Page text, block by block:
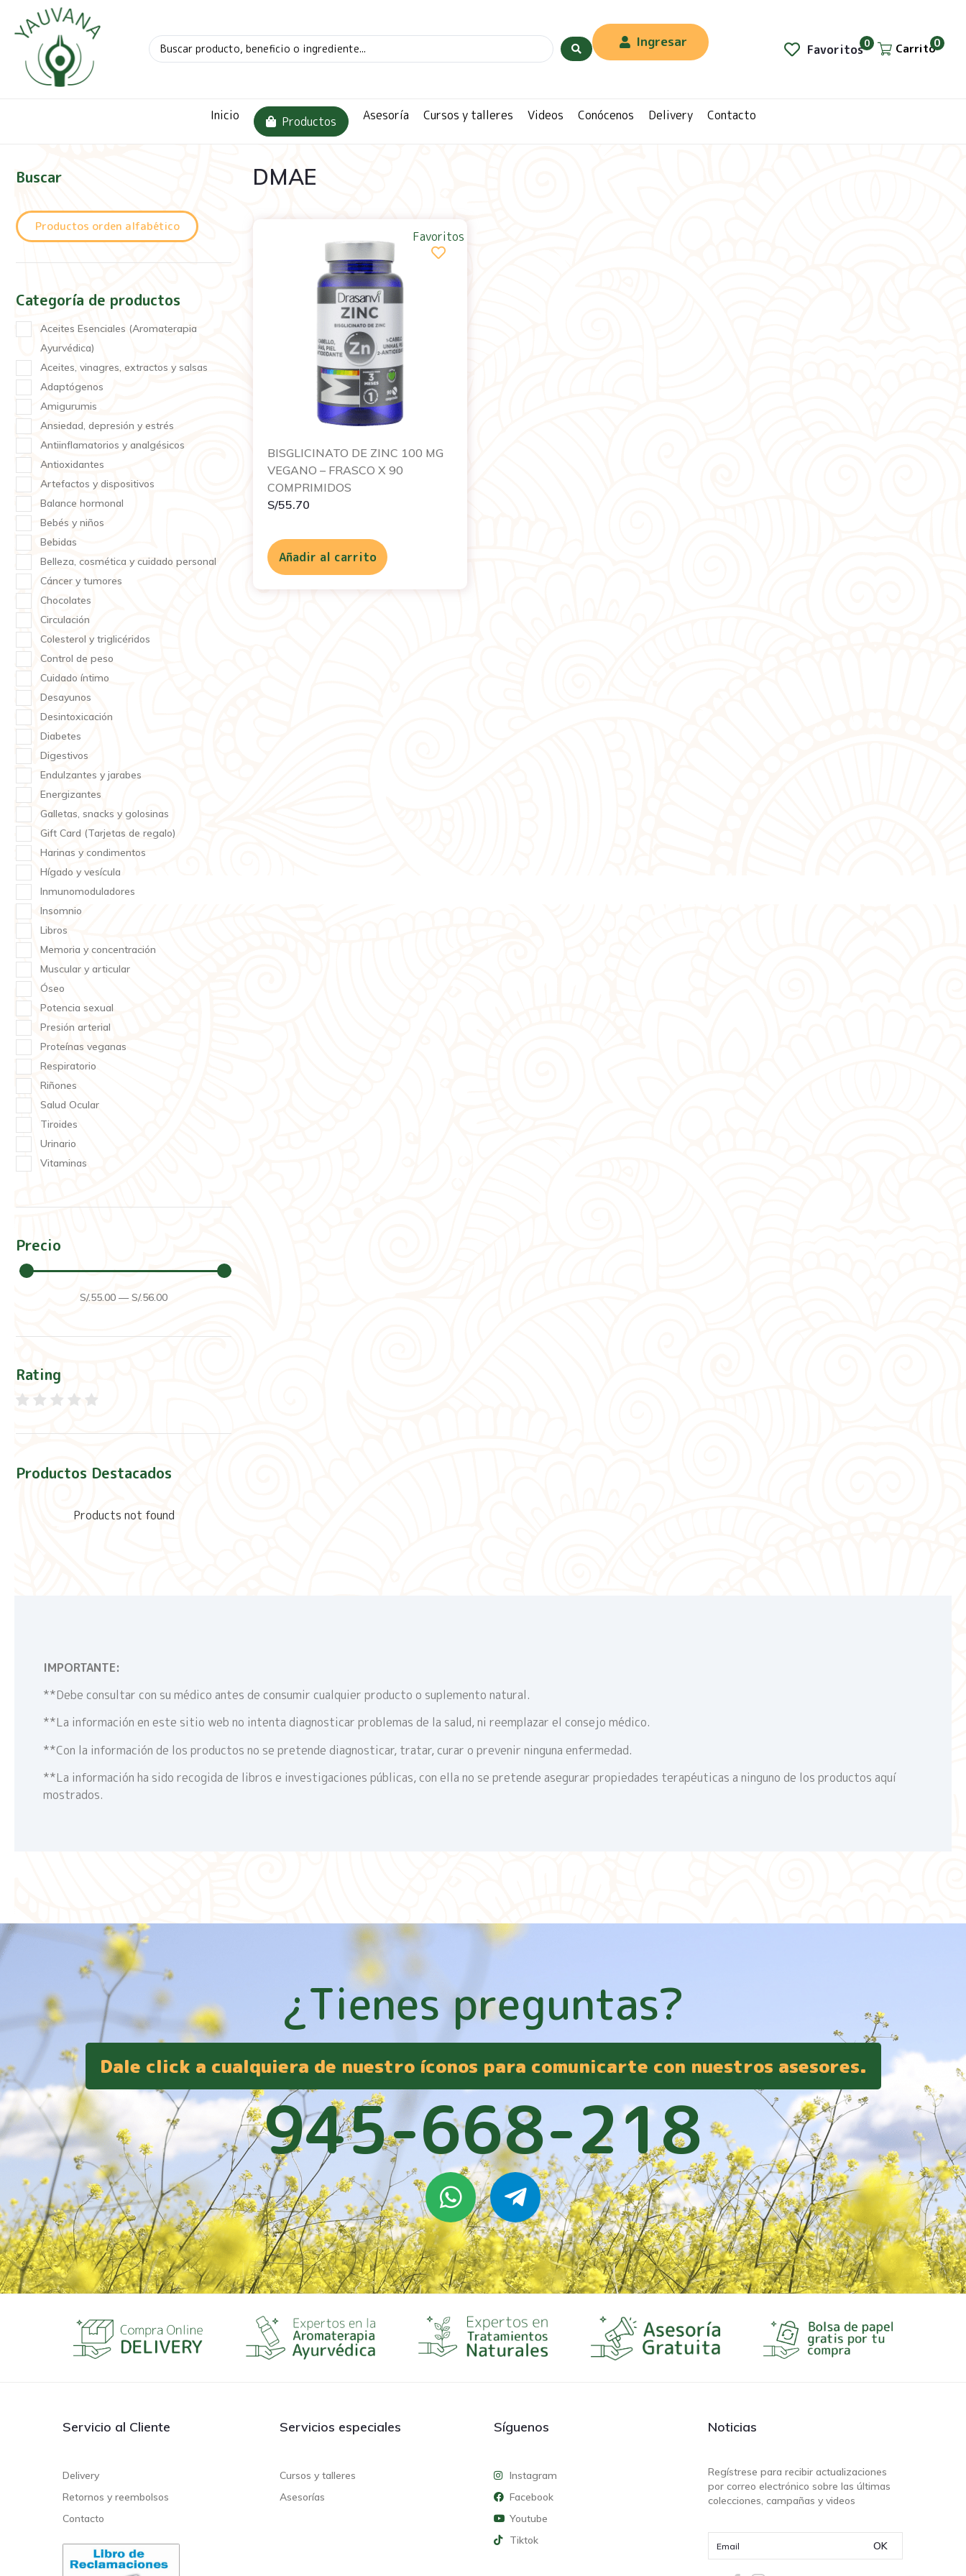
Ingresar Favoritos0 Carrito0
Inicio Productos Asesoría Cursos y talleres Videos Conócenos Delivery Contacto
Buscar
Productos orden alfabético
Categoría de productos
Aceites Esenciales (Aromaterapia
Ayurvédica)
Aceites, vinagres, extractos y salsas
Adaptógenos
Amigurumis
Ansiedad, depresión y estrés
Antiinflamatorios y analgésicos
Antioxidantes
Artefactos y dispositivos
Balance hormonal
Bebés y niños
Bebidas
Belleza, cosmética y cuidado personal
Cáncer y tumores
Chocolates
Circulación
Colesterol y triglicéridos
Control de peso
Cuidado íntimo
Desayunos
Desintoxicación
Diabetes
Digestivos
Endulzantes y jarabes
Energizantes
Galletas, snacks y golosinas
Gift Card (Tarjetas de regalo)
Harinas y condimentos
Hígado y vesícula
Inmunomoduladores
Insomnio
Libros
Memoria y concentración
Muscular y articular
Óseo
Potencia sexual
Presión arterial
Proteínas veganas
Respiratorio
Riñones
Salud Ocular
Tiroides
Urinario
Vitaminas
Precio
S/.55.00 —S/.56.00
Rating
Productos Destacados
Products not found
DMAE
BISGLICINATO DE ZINC 100 MG
VEGANO – FRASCO X 90
COMPRIMIDOS
S/55.70
Añadir al carrito
Favoritos
IMPORTANTE:
**Debe consultar con su médico antes de consumir cualquier producto o suplemento natural.
**La información en este sitio web no intenta diagnosticar problemas de la salud, ni reemplazar el consejo médico.
**Con la información de los productos no se pretende diagnosticar, tratar, curar o prevenir ninguna enfermedad.
**La información ha sido recogida de libros e investigaciones públicas, con ella no se pretende asegurar propiedades terapéuticas a ninguno de los productos aquí
mostrados.
¿Tienes preguntas?
Dale click a cualquiera de nuestro íconos para comunicarte con nuestros asesores.
945-668-218
Servicio al Cliente
Delivery
Retornos y reembolsos
Contacto
Servicios especiales
Cursos y talleres
Asesorías
Síguenos
Instagram
Facebook
Youtube
Tiktok
Noticias
Regístrese para recibir actualizaciones
por correo electrónico sobre las últimas
colecciones, campañas y videos
OK